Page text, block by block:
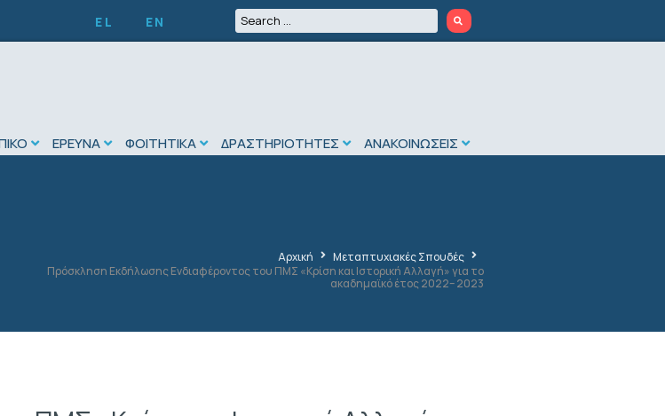
EL EN
ΕΡΕΥΝΑ ΦΟΙΤΗΤΙΚΑ ΔΡΑΣΤΗΡΙΟΤΗΤΕΣ ΑΝΑΚΟΙΝΩΣΕΙΣ
Αρχική
Μεταπτυχιακές Σπουδές
Πρόσκληση Εκδήλωσης Ενδιαφέροντος του ΠΜΣ «Κρίση και Ιστορική Αλλαγή» για το
ακαδημαϊκό έτος 2022– 2023